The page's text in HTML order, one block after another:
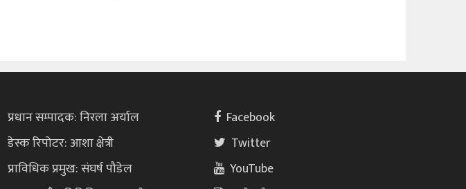
प्रधान सम्पादक: निरला अर्याल
डेस्क रिपोटर: आशा क्षेत्री
प्राविधिक प्रमुख: संघर्ष पौडेल
Facebook
Twitter
YouTube